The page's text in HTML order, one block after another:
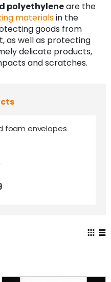
polyethyleneare the
materialsin the
goods from
as well as protecting
delicate products,
and scratches.
foam envelopes